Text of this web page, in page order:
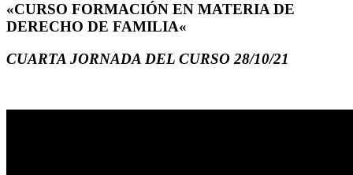
«CURSO FORMACIÓN EN MATERIA DE
DERECHO DE FAMILIA«
CUARTA JORNADA DEL CURSO 28/10/21